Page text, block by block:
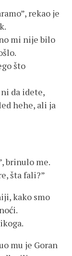
rekao je
mi nije bilo
što
da idete,
hehe, ali ja
brinulo me.
šta fali?”
kako smo
mu je Goran